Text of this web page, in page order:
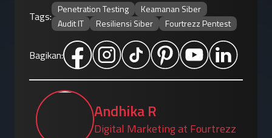
Tags:
Penetration Testing
Keamanan Siber
Audit IT
Resiliensi Siber Fourtrezz Pentest
Bagikan:
Andhika R
Digital Marketing at Fourtrezz